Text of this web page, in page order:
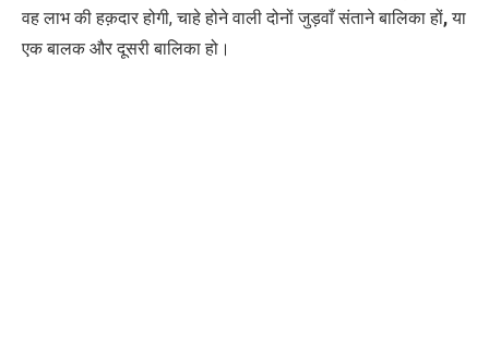
वह लाभ की हक़दार होगी, चाहे होने वाली दोनों जुड़वाँ संताने बालिका हों,या
एक बालक और दूसरी बालिका हो।